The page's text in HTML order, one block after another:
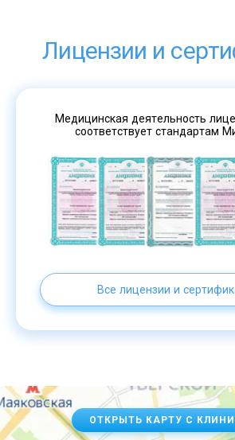
Лицензии и
Медицинская деятельность
соответствует стандартам
Все лицензии и
ОТКРЫТЬ КАРТУ С